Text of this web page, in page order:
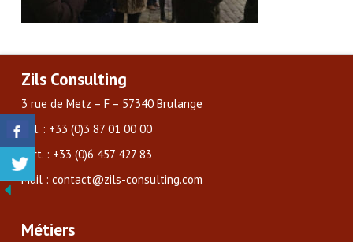
Zils Consulting
3 rue de Metz – F – 57340 Brulange
Tél. : +33 (0)3 87 01 00 00
Port. : +33 (0)6 457 427 83
Mail : contact@zils-consulting.com
Métiers